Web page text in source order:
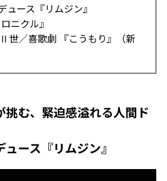
ュース『リムジン』
ニクル』
世／喜歌劇 『こうもり』（新
挑む、緊迫感溢れる人間ド
ース『リムジン』